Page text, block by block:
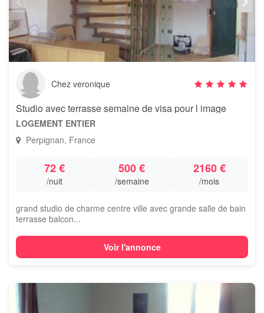
Chez veronique
Studio avec terrasse semaine de visa pour l image
LOGEMENT ENTIER
Perpignan, France
72 €
/nuit
500 €
/semaine
2160 €
/mois
grand studio de charme centre ville avec grande salle de bain
terrasse balcon...
Voir l'annonce